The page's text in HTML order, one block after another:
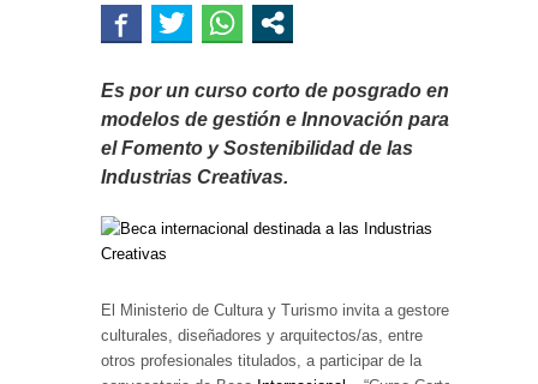
Es por un curso corto de posgrado en
modelos de gestión e Innovación para
el Fomento y Sostenibilidad de las
Industrias Creativas.
El Ministerio de Cultura y Turismo invita a gestores
culturales, diseñadores y arquitectos/as, entre
otros profesionales titulados, a participar de la